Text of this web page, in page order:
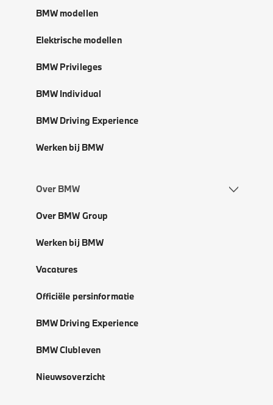
BMW modellen
Elektrische modellen
BMW Privileges
BMW Individual
BMW Driving Experience
Werken bij BMW
Over BMW
Over BMW Group
Werken bij BMW
Vacatures
Officiële persinformatie
BMW Driving Experience
BMW Clubleven
Nieuwsoverzicht